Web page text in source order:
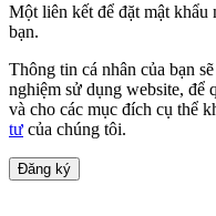
Một liên kết để đặt mật khẩu
bạn.
Thông tin cá nhân của bạn
nghiệm sử dụng website, để
và cho các mục đích cụ thể
tư của chúng tôi.
Đăng ký